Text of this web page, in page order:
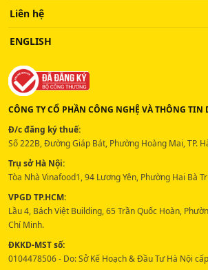
Liên hệ
ENGLISH
CÔNG TY CỔ PHẦN CÔNG NGHỆ VÀ THÔNG
Đ/c đăng ký thuế:
Số 222B, Đường Giáp Bát, Phường Hoàng Mai, TP.
Trụ sở Hà Nội:
Tòa Nhà Vinafood1, 94 Lương Yên, Phường Hai Bà
VPGD TP.HCM:
Lầu 4, Bách Việt Building, 65 Trần Quốc Hoàn,
Chí Minh.
ĐKKD-MST số:
0104478506 - Do: Sở Kế Hoạch & Đầu Tư Hà Nội